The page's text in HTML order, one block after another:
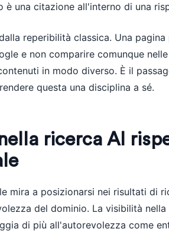
è una citazione all'interno di una
reperibilità classica. Una
e non comparire comunque
in modo diverso. È il
questa una disciplina a sé.
ricerca AI
mira a posizionarsi nei risultati di
del dominio. La visibilità
di più all'autorevolezza come